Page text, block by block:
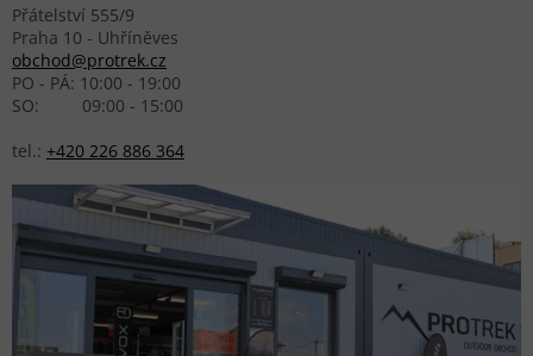
Přátelství 555/9
Praha 10 - Uhříněves
obchod@protrek.cz
PO - PÁ: 10:00 - 19:00
SO: 09:00 - 15:00
tel.: +420 226 886 364